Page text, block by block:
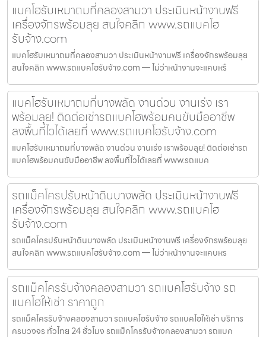
แบคโฮรับเหมาถมที่คลองสามวา ประเมินหน้างานฟรี
เครื่องจักรพร้อมลุย สนใจคลิก www.รถแบคโฮ
รับจ้าง.com
แบคโฮรับเหมาถมที่คลองสามวา ประเมินหน้างานฟรี เครื่องจักรพร้อมลุย
สนใจคลิก www.รถแบคโฮรับจ้าง.com — ไม่ว่าหน้างานจะแคบหรื
แบคโฮรับเหมาถมที่บางพลัด งานด่วน งานเร่ง เรา
พร้อมลุย! ติดต่อเช่ารถแบคโฮพร้อมคนขับมืออาชีพ
ลงพื้นที่ไวได้เลยที่ www.รถแบคโฮรับจ้าง.com
แบคโฮรับเหมาถมที่บางพลัด งานด่วน งานเร่ง เราพร้อมลุย! ติดต่อเช่ารถ
แบคโฮพร้อมคนขับมืออาชีพ ลงพื้นที่ไวได้เลยที่ www.รถแบค
รถแม็คโครปรับหน้าดินบางพลัด ประเมินหน้างานฟรี
เครื่องจักรพร้อมลุย สนใจคลิก www.รถแบคโฮ
รับจ้าง.com
รถแม็คโครปรับหน้าดินบางพลัด ประเมินหน้างานฟรี เครื่องจักรพร้อมลุย
สนใจคลิก www.รถแบคโฮรับจ้าง.com — ไม่ว่าหน้างานจะแคบหร
รถแม็คโครรับจ้างคลองสามวา รถแบคโฮรับจ้าง รถ
แบคโฮให้เช่า ราคาถูก
รถแม็คโครรับจ้างคลองสามวา รถแบคโฮรับจ้าง รถแบคโฮให้เช่า บริการ
ครบวงจร ทั่วไทย 24 ชั่วโมง รถแม็คโครรับจ้างคลองสามวา รถแบค